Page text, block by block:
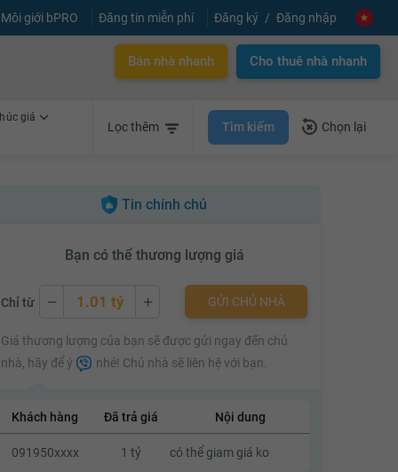
giới bPRO Đăng tin miễn phí Đăng ký Đăng nhập
Bán nhà nhanh Cho thuê nhà nhanh
giá
Lọc thêm Tìm kiếm Chọn lại
Tin chính chủ
Bạn có thể thương lượng giá
Chỉ từ 1.01 tỷ
1.01 tỷ
1.03 tỷ
1.07 tỷ
GỬI CHỦ NHÀ
Giá thương lượng của bạn sẽ được gửi ngay đến chủ
nhà, hãy để ý
nhé! Chủ nhà sẽ liên hệ với bạn.
Khách hàng Đã trả giá Nội dung
091950xxxx 1 tỷ có thể giam giá ko